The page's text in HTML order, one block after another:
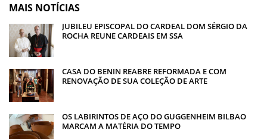
MAIS NOTÍCIAS
JUBILEU EPISCOPAL DO CARDEAL DOM SÉRGIO DA
ROCHA REUNE CARDEAIS EM SSA
CASA DO BENIN REABRE REFORMADA E COM
RENOVAÇÃO DE SUA COLEÇÃO DE ARTE
OS LABIRINTOS DE AÇO DO GUGGENHEIM BILBAO
MARCAM A MATÉRIA DO TEMPO